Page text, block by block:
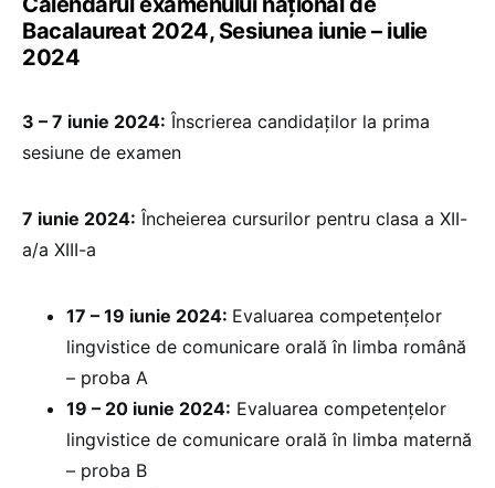
Bacalaureat 2024, Sesiunea iunie – iulie
2024
3 – 7 iunie 2024: Înscrierea candidaților la prima
sesiune de examen
7 iunie 2024: Încheierea cursurilor pentru clasa a XII-
a/a XIII-a
17 – 19 iunie 2024: Evaluarea competențelor
lingvistice de comunicare orală în limba română
– proba A
19 – 20 iunie 2024: Evaluarea competențelor
lingvistice de comunicare orală în limba maternă
– proba B